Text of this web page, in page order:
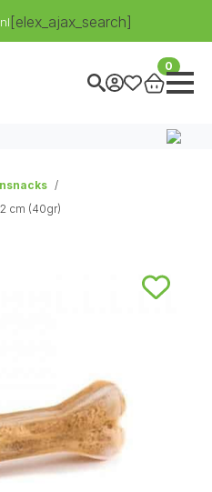
[elex_ajax_search]
0
cm (40gr)